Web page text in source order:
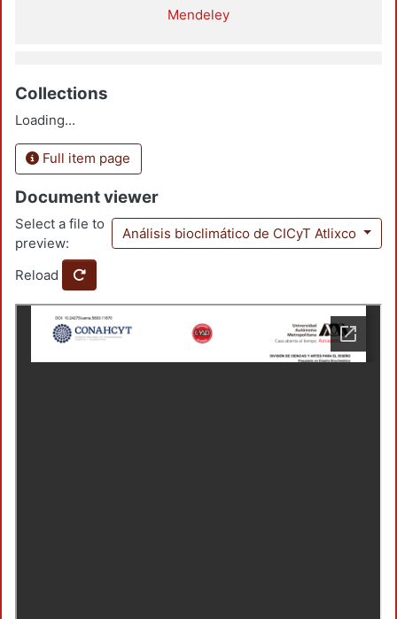
Mendeley
Collections
Loading...
Full item page
Document viewer
Select a file to
preview:
Análisis bioclimático de CICyT Atlixco
Reload